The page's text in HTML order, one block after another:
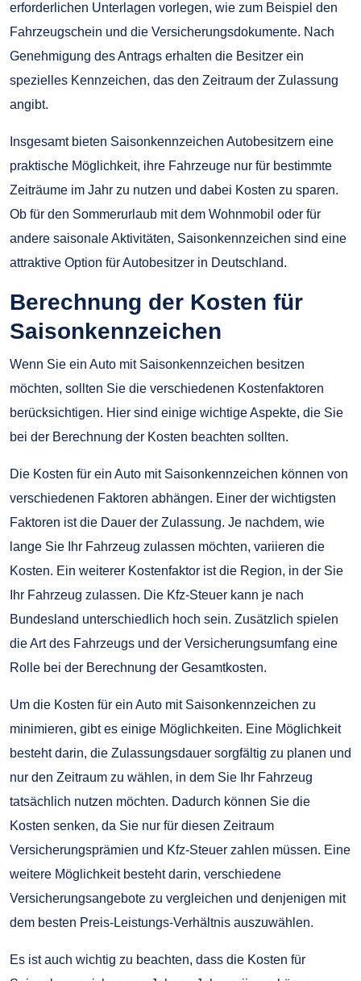
erforderlichen Unterlagen vorlegen, wie zum Beispiel den
Fahrzeugschein und die Versicherungsdokumente. Nach
Genehmigung des Antrags erhalten die Besitzer ein
spezielles Kennzeichen, das den Zeitraum der Zulassung
angibt.
Insgesamt bieten Saisonkennzeichen Autobesitzern eine
praktische Möglichkeit, ihre Fahrzeuge nur für bestimmte
Zeiträume im Jahr zu nutzen und dabei Kosten zu sparen.
Ob für den Sommerurlaub mit dem Wohnmobil oder für
andere saisonale Aktivitäten, Saisonkennzeichen sind eine
attraktive Option für Autobesitzer in Deutschland.
Berechnung der Kosten für
Saisonkennzeichen
Wenn Sie ein Auto mit Saisonkennzeichen besitzen
möchten, sollten Sie die verschiedenen Kostenfaktoren
berücksichtigen. Hier sind einige wichtige Aspekte, die Sie
bei der Berechnung der Kosten beachten sollten.
Die Kosten für ein Auto mit Saisonkennzeichen können von
verschiedenen Faktoren abhängen. Einer der wichtigsten
Faktoren ist die Dauer der Zulassung. Je nachdem, wie
lange Sie Ihr Fahrzeug zulassen möchten, variieren die
Kosten. Ein weiterer Kostenfaktor ist die Region, in der Sie
Ihr Fahrzeug zulassen. Die Kfz-Steuer kann je nach
Bundesland unterschiedlich hoch sein. Zusätzlich spielen
die Art des Fahrzeugs und der Versicherungsumfang eine
Rolle bei der Berechnung der Gesamtkosten.
Um die Kosten für ein Auto mit Saisonkennzeichen zu
minimieren, gibt es einige Möglichkeiten. Eine Möglichkeit
besteht darin, die Zulassungsdauer sorgfältig zu planen und
nur den Zeitraum zu wählen, in dem Sie Ihr Fahrzeug
tatsächlich nutzen möchten. Dadurch können Sie die
Kosten senken, da Sie nur für diesen Zeitraum
Versicherungsprämien und Kfz-Steuer zahlen müssen. Eine
weitere Möglichkeit besteht darin, verschiedene
Versicherungsangebote zu vergleichen und denjenigen mit
dem besten Preis-Leistungs-Verhältnis auszuwählen.
Es ist auch wichtig zu beachten, dass die Kosten für